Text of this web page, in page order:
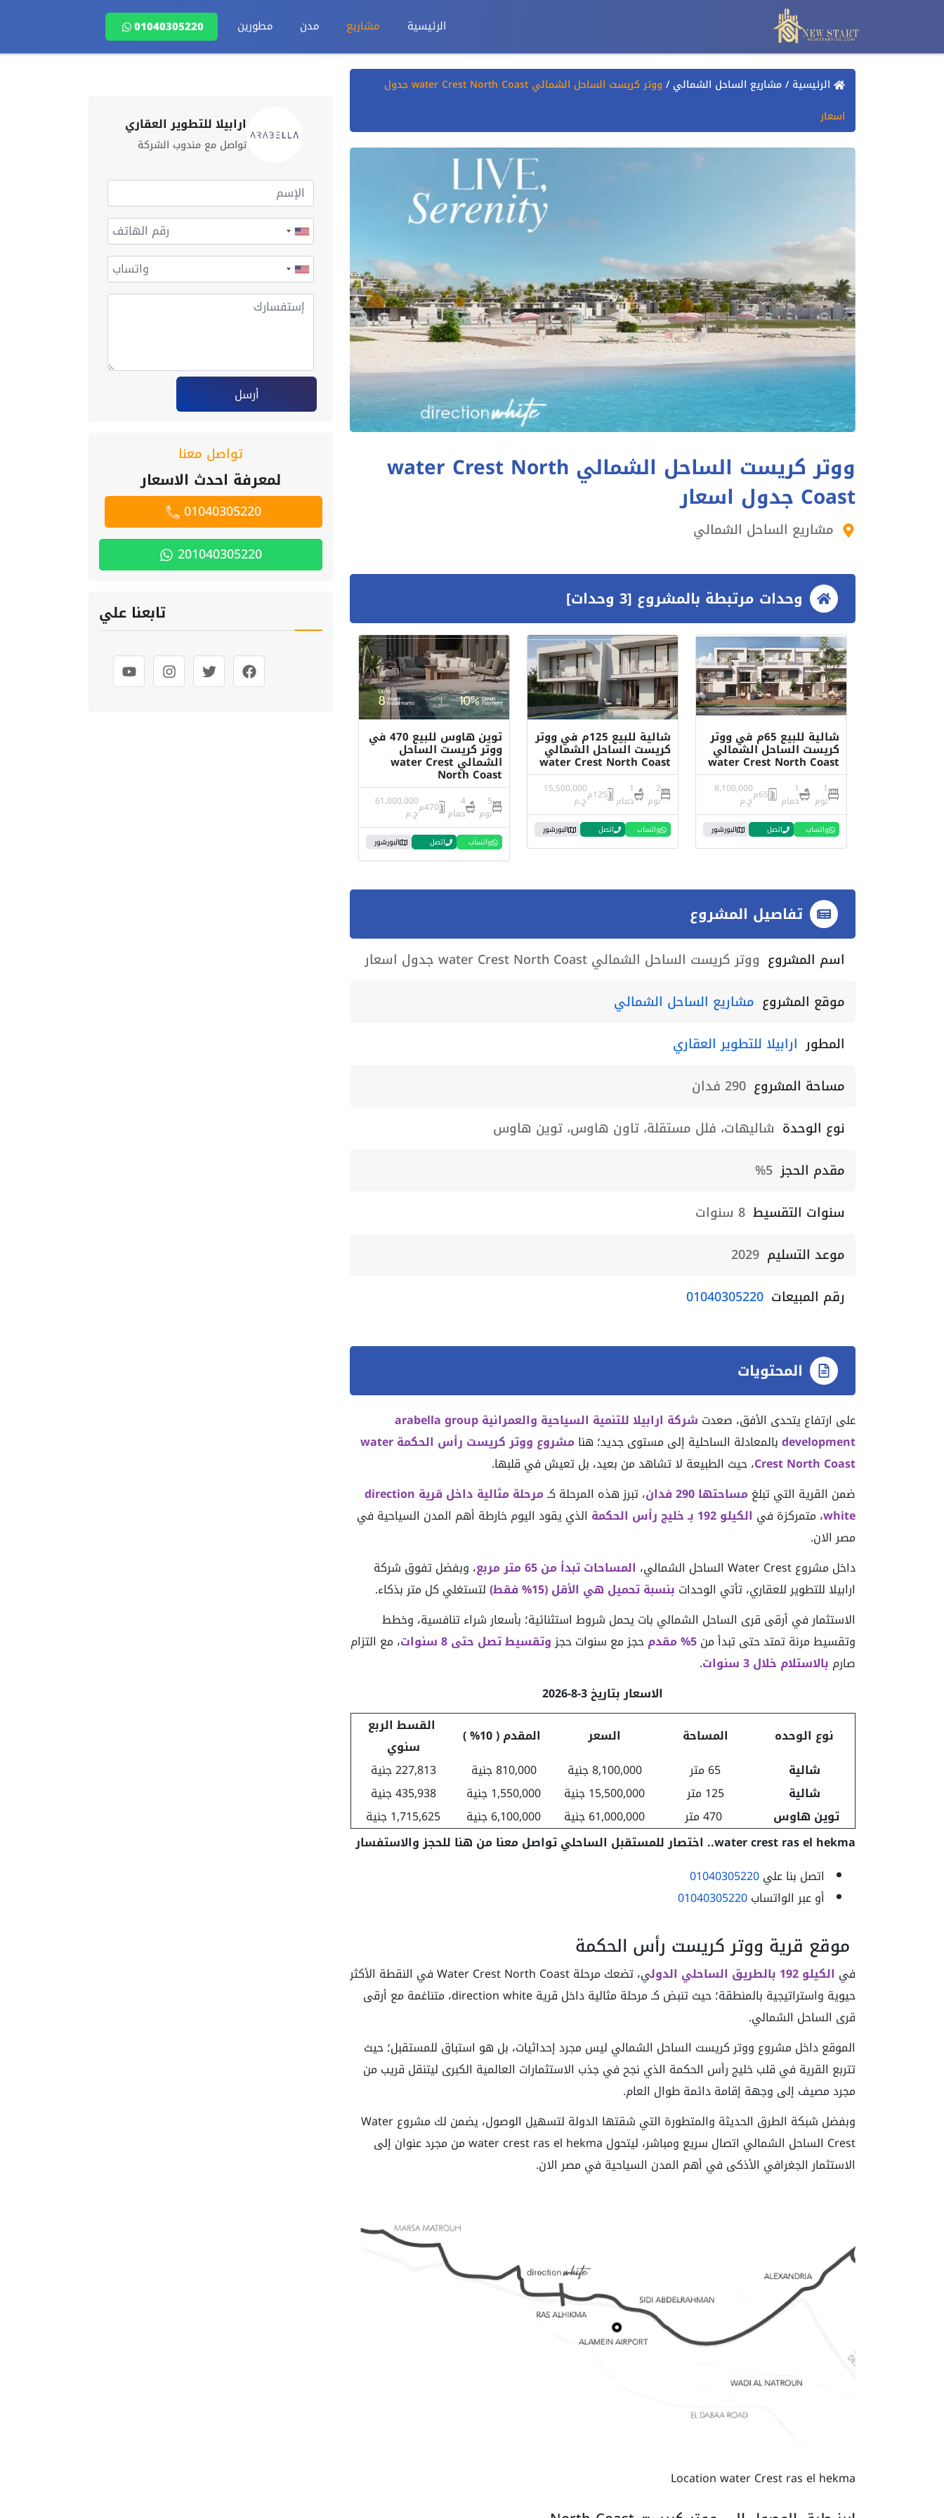
الرئيسية مشاريع مدن مطورين 01040305220
الرئيسية /مشاريع الساحل الشمالي /
ووتر كريست الساحل الشمالي water Crest North Coast جدول
اسعار
ووتر كريست الساحل الشمالي water Crest North
Coast جدول اسعار
مشاريع الساحل الشمالي
وحدات مرتبطة بالمشروع [3 وحدات]
شالية للبيع 65م في ووتر
كريست الساحل الشمالي
water Crest North Coast
1
نوم
1
حمام
65م 8,100,000
ج.م
واتساب اتصل البورشور
شالية للبيع 125م في ووتر
كريست الساحل الشمالي
water Crest North Coast
2
نوم
1
حمام
125م 15,500,000
ج.م
واتساب اتصل البورشور
توين هاوس للبيع 470 في
ووتر كريست الساحل
الشمالي water Crest
North Coast
5
نوم
4
حمام
470م 61,000,000
ج.م
واتساب اتصل البورشور
تفاصيل المشروع
اسم المشروع ووتر كريست الساحل الشمالي water Crest North Coast جدول اسعار
موقع المشروع مشاريع الساحل الشمالي
المطور ارابيلا للتطوير العقاري
مساحة المشروع 290 فدان
نوع الوحدة شاليهات، فلل مستقلة، تاون هاوس، توين هاوس
مقدم الحجز 5%
سنوات التقسيط 8 سنوات
موعد التسليم 2029
رقم المبيعات 01040305220
المحتويات
على ارتفاع يتحدى الأفق، صعدت
شركة ارابيلا للتنمية السياحية والعمرانية arabella group
developmentبالمعادلة الساحلية إلى مستوى جديد؛ هنا
مشروع ووتر كريست رأس الحكمة water
Crest North Coast، حيث الطبيعة لا تشاهد من بعيد، بل تعيش في قلبها.
ضمن القرية التي تبلغ مساحتها 290 فدان ، تبرز هذه المرحلة كـ
مرحلة مثالية داخل قرية direction
white، متمركزة في الكيلو 192 بـ خليج رأس الحكمة
الذي يقود اليوم خارطة أهم المدن السياحية في
مصر الان.
داخل مشروع Water Crest الساحل الشمالي،
المساحات تبدأ من 65 متر مربع
، وبفضل تفوق شركة
ارابيلا للتطوير للعقاري، تأتي الوحدات بنسبة تحميل هي الأقل (15% فقط)
لتستغلي كل متر بذكاء.
الاستثمار في أرقى قرى الساحل الشمالي بات يحمل شروط استثنائية؛ بأسعار شراء تنافسية، وخطط
وتقسيط مرنة تمتد حتى تبدأ من
حجز مع سنوات حجزوتقسيط تصل حتى 8 سنوات
، مع التزام
صارم بالاستلام خلال 3 سنوات
.
الاسعار بتاريخ 3-8-2026
نوع الوحده
المساحة السعر المقدم ( 10% )
القسط الربع
سنوي
شالية
65 متر 8,100,000 جنية 810,000 جنية
227,813 جنية
شالية
125 متر 15,500,000 جنية 1,550,000 جنية
435,938 جنية
توين هاوس
470 متر 61,000,000 جنية 6,100,000 جنية
1,715,625 جنية
water crest ras el hekma.. اختصار للمستقبل الساحلي تواصل معنا من هنا للحجز والاستفسار
اتصل بنا علي01040305220
أو عبر الواتساب01040305220
موقع قرية ووتر كريست رأس الحكمة
في الكيلو 192 بالطريق الساحلي الدول
ي، تضعك مرحلة Water Crest North Coast في النقطة الأكثر
حيوية واستراتيجية بالمنطقة؛ حيث تنبض كـ مرحلة مثالية داخل قرية direction white، متناغمة مع أرقى
قرى الساحل الشمالي.
الموقع داخل مشروع ووتر كريست الساحل الشمالي ليس مجرد إحداثيات، بل هو استباق للمستقبل؛ حيث
تتربع القرية في قلب خليج رأس الحكمة الذي نجح في جذب الاستثمارات العالمية الكبرى ليتنقل قريب من
مجرد مصيف إلى وجهة إقامة دائمة طوال العام.
وبفضل شبكة الطرق الحديثة والمتطورة التي شقتها الدولة لتسهيل الوصول، يضمن لك مشروع Water
Crest الساحل الشمالي اتصال سريع ومباشر، ليتحول water crest ras el hekma من مجرد عنوان إلى
الاستثمار الجغرافي الأذكى في أهم المدن السياحية في مصر الان.
Location water Crest ras el hekma
ارابيلا للتطوير العقاري
تواصل مع مندوب الشركة
أرسل
تواصل معنا
لمعرفة احدث الاسعار
01040305220
201040305220
تابعنا علي